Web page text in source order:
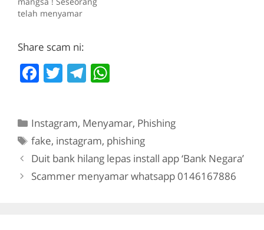
telah menyamar
menjanjikan tawaran
Pihak ATFX tidak sama
sekali bersekutu,
atau apa yang berkaitan
dengan perkara di atas.
ATFX tidak pernah
mengarahkan
pelanggan kami…
Share scam ni:
F
e
b
o
o
T
er
T
gr
a
m
s
A
p
p
Categories
Instagram, Menyamar, Phishing
Tags
fake, instagram, phishing
Duit bank hilang lepas install app ‘Bank Negara’
Scammer menyamar whatsapp 0146167886